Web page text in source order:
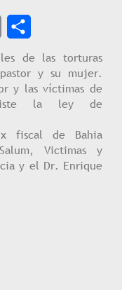
Sharede las torturas
y su mujer.
y las víctimas de
la ley de
fiscal de Bahia
Victimas y
y el Dr. Enrique